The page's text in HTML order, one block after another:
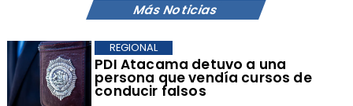
Más Noticias
​PDI Atacama detuvo a una
persona que vendía cursos de
conducir falsos
REGIONAL